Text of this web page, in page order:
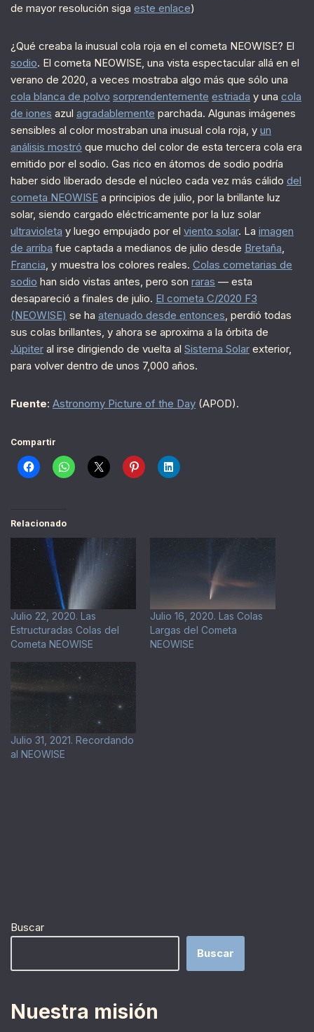
de mayor resolución siga este enlace)
¿Qué creaba la inusual cola roja en el cometa NEOWISE? El
sodio. El cometa NEOWISE, una vista espectacular allá en el
verano de 2020, a veces mostraba algo más que sólo una
cola blanca de polvo sorprendentemente estriada y una cola
de iones azul agradablemente parchada. Algunas imágenes
sensibles al color mostraban una inusual cola roja, y un
análisis mostró que mucho del color de esta tercera cola era
emitido por el sodio. Gas rico en átomos de sodio podría
haber sido liberado desde el núcleo cada vez más cálido del
cometa NEOWISE a principios de julio, por la brillante luz
solar, siendo cargado eléctricamente por la luz solar
ultravioleta y luego empujado por el viento solar. La imagen
de arriba fue captada a medianos de julio desde Bretaña,
Francia, y muestra los colores reales. Colas cometarias de
sodio han sido vistas antes, pero son raras — esta
desapareció a finales de julio. El cometa C/2020 F3
(NEOWISE) se ha atenuado desde entonces, perdió todas
sus colas brillantes, y ahora se aproxima a la órbita de
Júpiter al irse dirigiendo de vuelta al Sistema Solar exterior,
para volver dentro de unos 7,000 años.
Fuente: Astronomy Picture of the Day (APOD).
Compartir
Relacionado
Julio 22, 2020. Las
Estructuradas Colas del
Cometa NEOWISE
Julio 16, 2020. Las Colas
Largas del Cometa
NEOWISE
Julio 31, 2021. Recordando
al NEOWISE
Buscar
Buscar
Nuestra misión